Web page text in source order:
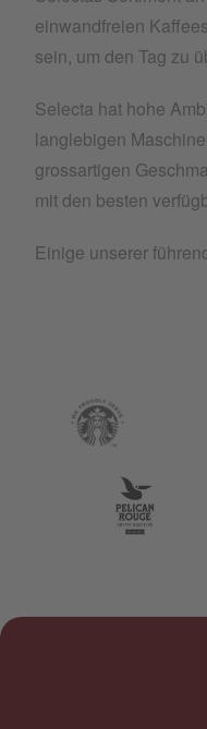
einwandfreien
sein, um den Tag zu
Selecta hat hohe
langlebigen
grossartigen
mit den besten
Einige unserer